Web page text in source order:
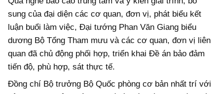
sung của đại diện các cơ quan, đơn vị, phát biểu kết
luận buổi làm việc, Đại tướng Phan Văn Giang biểu
dương Bộ Tổng Tham mưu và các cơ quan, đơn vị liên
quan đã chủ động phối hợp, triển khai Đề án bảo đảm
tiến độ, phù hợp, sát thực tế.
Đồng chí Bộ trưởng Bộ Quốc phòng cơ bản nhất trí với